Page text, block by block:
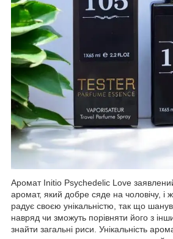
Аромат Initio Psychedelic Love
аромат, який добре сяде на чоловічу, і
радує своєю унікальністю, так що
навряд чи зможуть порівняти його з
знайти загальні риси. Унікальність